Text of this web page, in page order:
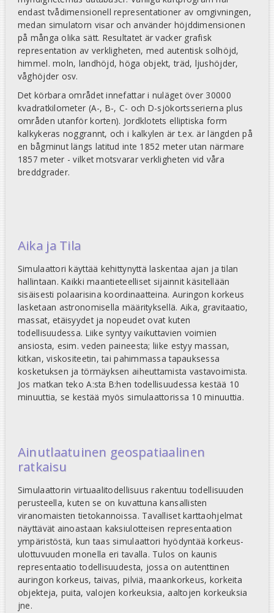
endast tvådimensionell representationer av omgivningen,
medan simulatorn visar och använder höjddimensionen
på många olika sätt. Resultatet är vacker grafisk
representation av verkligheten, med autentisk solhöjd,
himmel. moln, landhöjd, höga objekt, träd, ljushöjder,
våghöjder osv.
Det körbara området innefattar i nuläget över 30000
kvadratkilometer (A-, B-, C- och D-sjökortsserierna plus
områden utanför korten). Jordklotets elliptiska form
kalkykeras noggrannt, och i kalkylen är t.ex. är längden på
en bågminut längs latitud inte 1852 meter utan närmare
1857 meter - vilket motsvarar verkligheten vid våra
breddgrader.
Aika ja Tila
Simulaattori käyttää kehittynyttä laskentaa ajan ja tilan
hallintaan. Kaikki maantieteelliset sijainnit käsitellään
sisäisesti polaarisina koordinaatteina. Auringon korkeus
lasketaan astronomisella määrityksellä. Aika, gravitaatio,
massat, etäisyydet ja nopeudet ovat kuten
todellisuudessa. Liike syntyy vaikuttavien voimien
ansiosta, esim. veden paineesta; liike estyy massan,
kitkan, viskositeetin, tai pahimmassa tapauksessa
kosketuksen ja törmäyksen aiheuttamista vastavoimista.
Jos matkan teko A:sta B:hen todellisuudessa kestää 10
minuuttia, se kestää myös simulaattorissa 10 minuuttia.
Ainutlaatuinen geospatiaalinen
ratkaisu
Simulaattorin virtuaalitodellisuus rakentuu todellisuuden
perusteella, kuten se on kuvattuna kansallisten
viranomaisten tietokannoissa. Tavalliset karttaohjelmat
näyttävät ainoastaan kaksiulotteisen representaation
ympäristöstä, kun taas simulaattori hyödyntää korkeus-
ulottuvuuden monella eri tavalla. Tulos on kaunis
representaatio todellisuudesta, jossa on autenttinen
auringon korkeus, taivas, pilviä, maankorkeus, korkeita
objekteja, puita, valojen korkeuksia, aaltojen korkeuksia
jne.